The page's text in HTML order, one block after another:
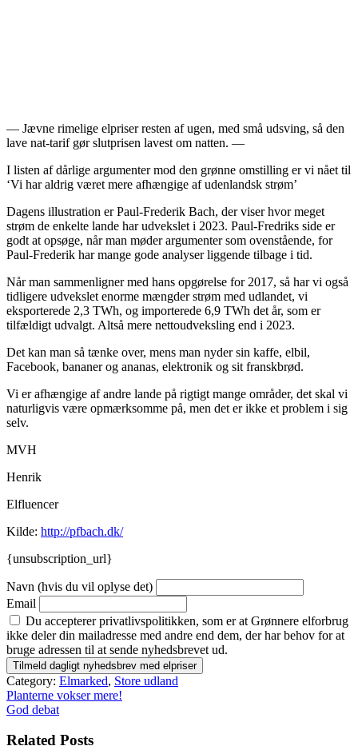
— Jævne rimelige elpriser resten af ugen, med små udsving, så den
lave nat-tarif gør slutprisen lavest om natten. —
I listen af dårlige argumenter mod den grønne omstilling er vi nået til
‘Vi har aldrig været mere afhængige af udenlandsk strøm’
Dagens illustration er Paul-Frederik Bach, der viser hvor meget
strøm de enkelte lande har udvekslet i 2023. Paul-Fredriks side er
godt at opsøge, når man møder argumenter som ovenstående, for
Paul-Frederik har mange gode analyser liggende tilbage i tid.
Når man sammenligner med hans opgørelse for 2017, så har vi også
tidligere udvekslet enorme mængder strøm med udlandet, vi
eksporterede 2,3 TWh, og importerede 6,9 TWh det år, som er
tilfældigt udvalgt. Altså mere nettoudveksling end i 2023.
Det kan man så tænke over, mens man nyder sin kaffe, elbil,
Facebook, bananer og ananas, elektronik og sit franskbrød.
Vi er afhængige af andre lande på rigtigt mange områder, det skal vi
naturligvis være opmærksomme på, men det er ikke et problem i sig
selv.
MVH
Henrik
Elfluencer
Kilde: http://pfbach.dk/
{unsubscription_url}
Navn (hvis du vil oplyse det)
Email
Du accepterer privatlivspolitikken, som er at Grønnere elforbrug
ikke deler din mailadresse med andre end dem, der har behov for at
bruge adressen til at sende nyhedsbrevet ud.
Category: Elmarked, Store udland
Indlægsnavigation
Planterne vokser mere!
God debat
Related Posts